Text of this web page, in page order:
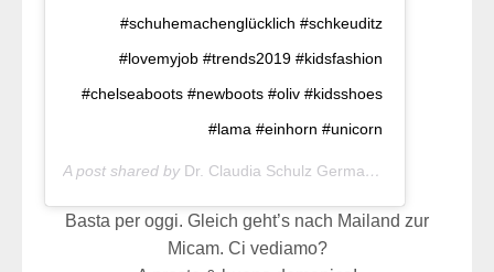
#schuhemachenglücklich #schkeuditz
#lovemyjob #trends2019 #kidsfashion
#chelseaboots #newboots #oliv #kidsshoes
#lama #einhorn #unicorn
A post shared by Dr. Claudia Schulz Germany
Basta per oggi. Gleich geht’s nach Mailand zur
Micam. Ci vediamo?